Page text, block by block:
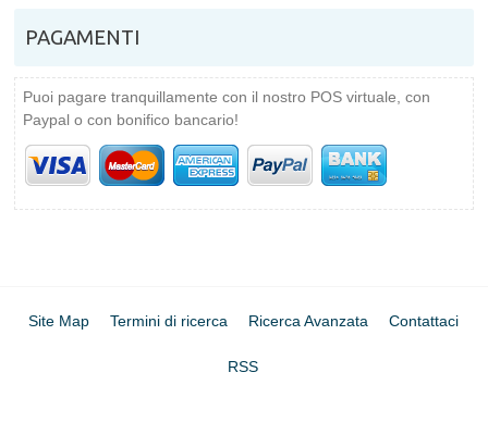
PAGAMENTI
Puoi pagare tranquillamente con il nostro POS virtuale, con
Paypal o con bonifico bancario!
Site Map Termini di ricerca Ricerca Avanzata Contattaci
RSS